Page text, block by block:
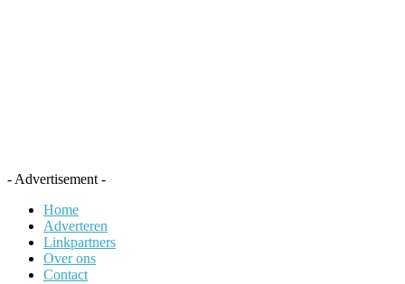
- Advertisement -
Home
Adverteren
Linkpartners
Over ons
Contact